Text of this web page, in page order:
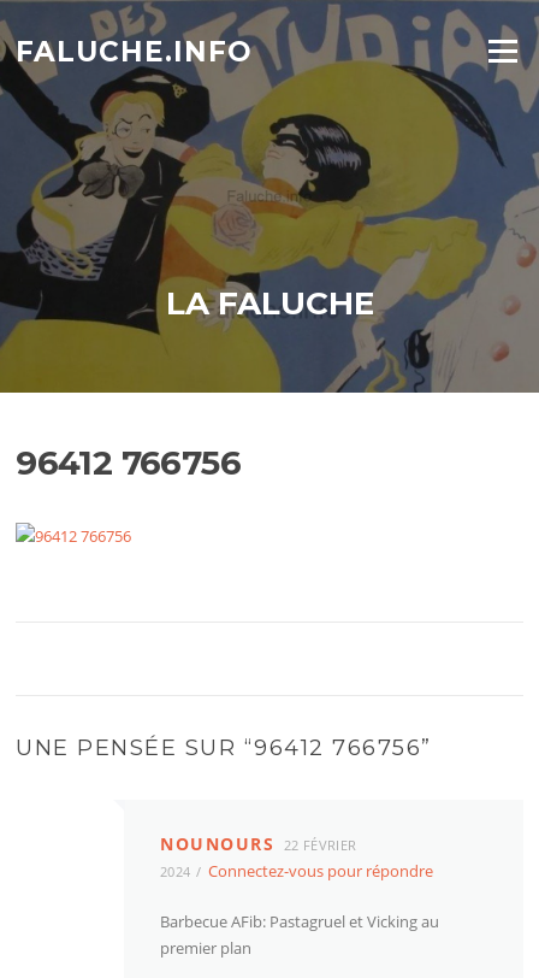
au
contenu
FALUCHE.INFO Menu
LA FALUCHE
96412 766756
UNE PENSÉE SUR “96412 766756”
NOUNOURS
22 FÉVRIER
2024
Connectez-vous pour répondre
Barbecue AFib: Pastagruel et Vicking au
premier plan